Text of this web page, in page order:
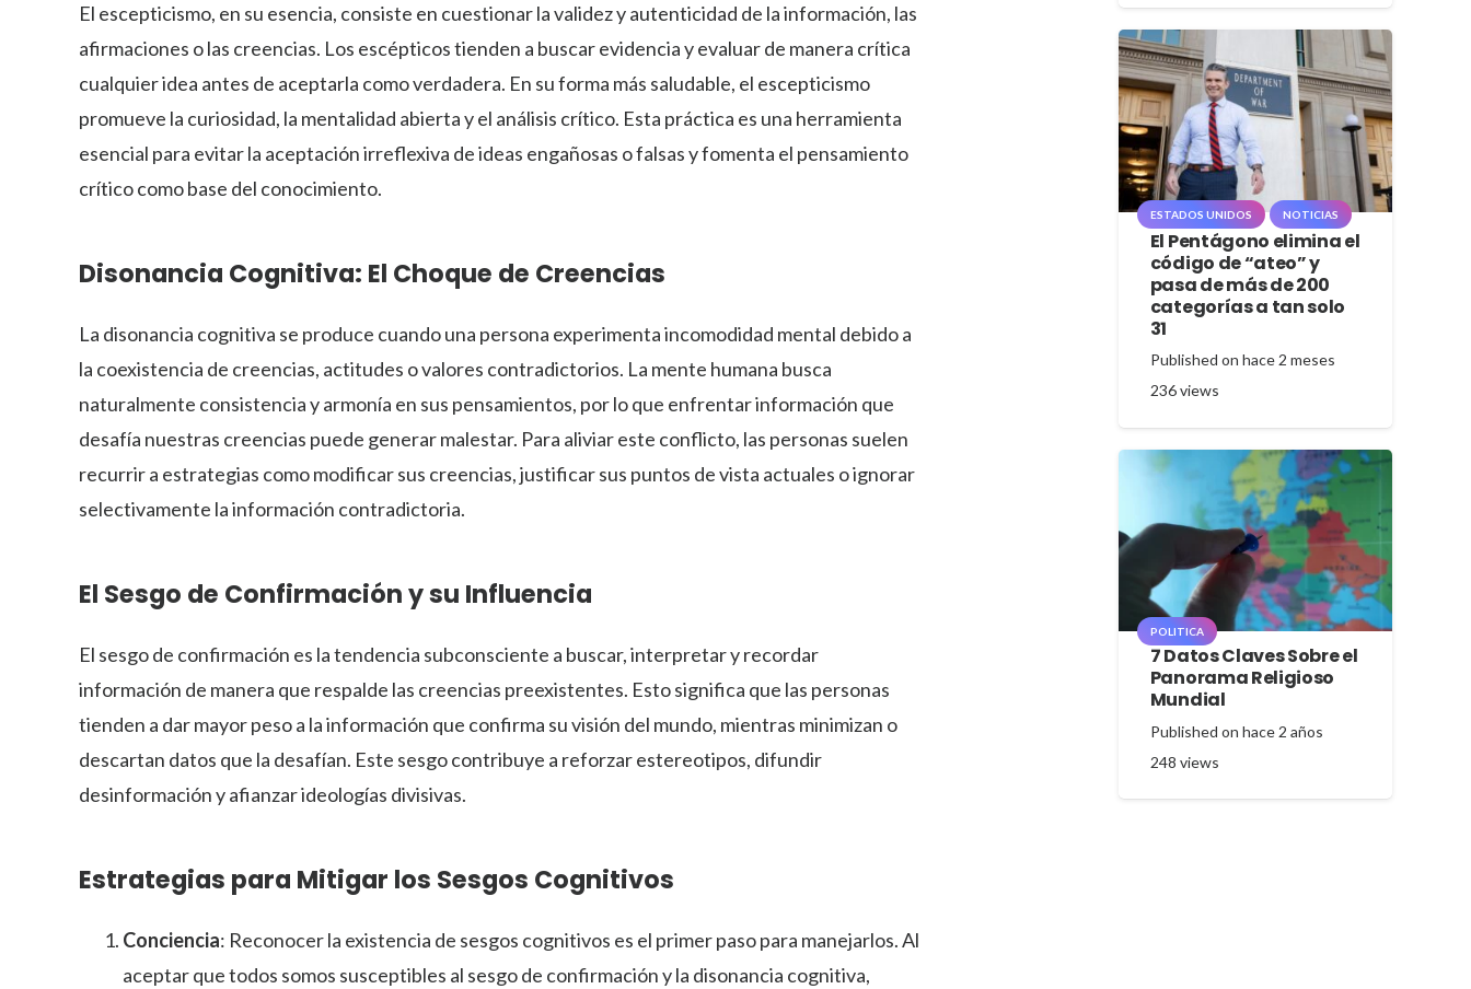
El escepticismo, en su esencia, consiste en cuestionar la validez y autenticidad de la información, las
afirmaciones o las creencias. Los escépticos tienden a buscar evidencia y evaluar de manera crítica
cualquier idea antes de aceptarla como verdadera. En su forma más saludable, el escepticismo
promueve la curiosidad, la mentalidad abierta y el análisis crítico. Esta práctica es una herramienta
esencial para evitar la aceptación irreflexiva de ideas engañosas o falsas y fomenta el pensamiento
crítico como base del conocimiento.
Disonancia Cognitiva: El Choque de Creencias
La disonancia cognitiva se produce cuando una persona experimenta incomodidad mental debido a
la coexistencia de creencias, actitudes o valores contradictorios. La mente humana busca
naturalmente consistencia y armonía en sus pensamientos, por lo que enfrentar información que
desafía nuestras creencias puede generar malestar. Para aliviar este conflicto, las personas suelen
recurrir a estrategias como modificar sus creencias, justificar sus puntos de vista actuales o ignorar
selectivamente la información contradictoria.
El Sesgo de Confirmación y su Influencia
El sesgo de confirmación es la tendencia subconsciente a buscar, interpretar y recordar
información de manera que respalde las creencias preexistentes. Esto significa que las personas
tienden a dar mayor peso a la información que confirma su visión del mundo, mientras minimizan o
descartan datos que la desafían. Este sesgo contribuye a reforzar estereotipos, difundir
desinformación y afianzar ideologías divisivas.
Estrategias para Mitigar los Sesgos Cognitivos
Conciencia: Reconocer la existencia de sesgos cognitivos es el primer paso para manejarlos. Al
aceptar que todos somos susceptibles al sesgo de confirmación y la disonancia cognitiva,
ESTADOS UNIDOS NOTICIAS
El Pentágono elimina el
código de “ateo” y
pasa de más de 200
categorías a tan solo
31
Published on hace 2 meses
236views
POLITICA
7 Datos Claves Sobre el
Panorama Religioso
Mundial
Published on hace 2 años
248 views